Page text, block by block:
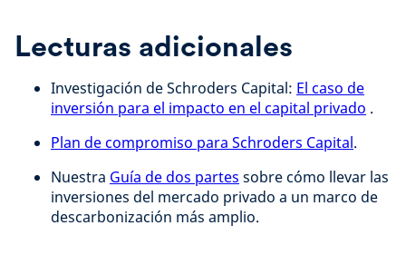
Lecturas adicionales
Investigación de Schroders Capital: El caso de
inversión para el impacto en el capital privado .
Plan de compromiso para Schroders Capital.
Nuestra Guía de dos partes sobre cómo llevar las
inversiones del mercado privado a un marco de
descarbonización más amplio.